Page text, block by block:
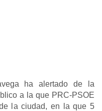
ha alertado de la
a la que PRC-PSOE
la ciudad, en la que 5